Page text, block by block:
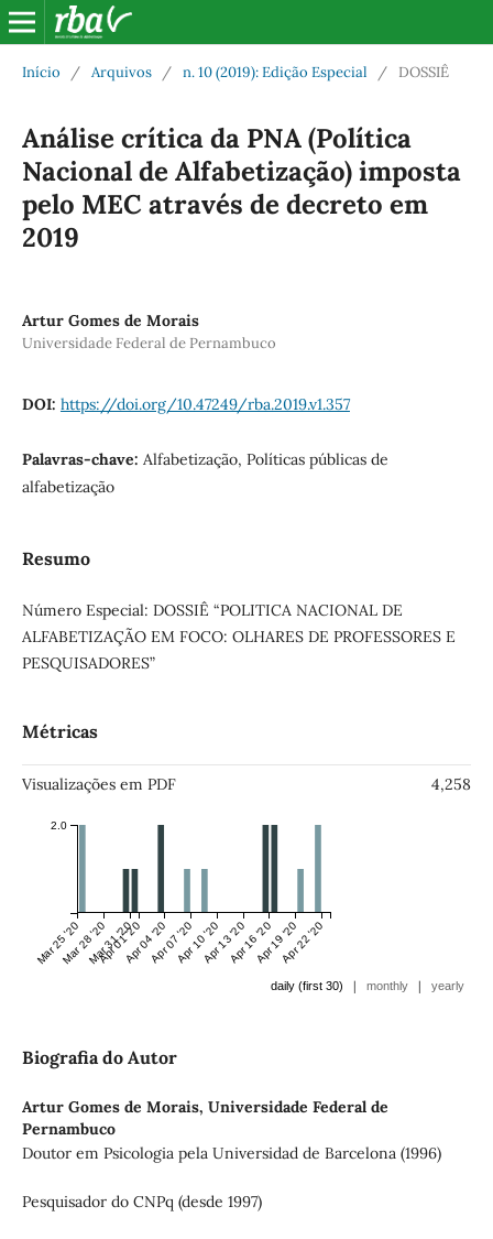
Início / Arquivos / n. 10 (2019): Edição Especial / DOSSIÊ
Análise crítica da PNA (Política
Nacional de Alfabetização) imposta
pelo MEC através de decreto em
2019
Artur Gomes de Morais
Universidade Federal de Pernambuco
DOI: https://doi.org/10.47249/rba.2019.v1.357
Palavras-chave: Alfabetização, Políticas públicas de
alfabetização
Resumo
Número Especial: DOSSIÊ “POLITICA NACIONAL DE
ALFABETIZAÇÃO EM FOCO: OLHARES DE PROFESSORES E
PESQUISADORES”
Métricas
Visualizações em PDF 4,258
Mar 25 '20Mar 28 '20Mar 31 '20
Apr 01 '20Apr 04 '20Apr 07 '20Apr 10 '20Apr 13 '20Apr 16 '20Apr 19 '20Apr 22 '20
2.0
daily (first 30) | monthly | yearly
Biografia do Autor
Artur Gomes de Morais, Universidade Federal de
Pernambuco
Doutor em Psicologia pela Universidad de Barcelona (1996)
Pesquisador do CNPq (desde 1997)